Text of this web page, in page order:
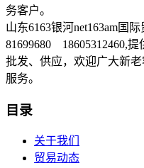
务客户。
山东6163银河net163am国
81699680 18605312460,
批发、供应，欢迎广大新
服务。
目录
关于我们
贸易动态